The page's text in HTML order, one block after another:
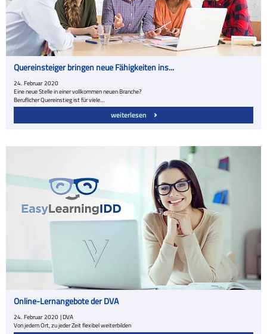
Quereinsteiger bringen neue Fähigkeiten ins...
24. Februar 2020
Eine neue Stelle in einer vollkommen neuen Branche?
Beruflicher Quereinstieg ist für viele…
weiterlesen
Online-Lernangebote der DVA
24. Februar 2020 | DVA
Von jedem Ort, zu jeder Zeit flexibel weiterbilden